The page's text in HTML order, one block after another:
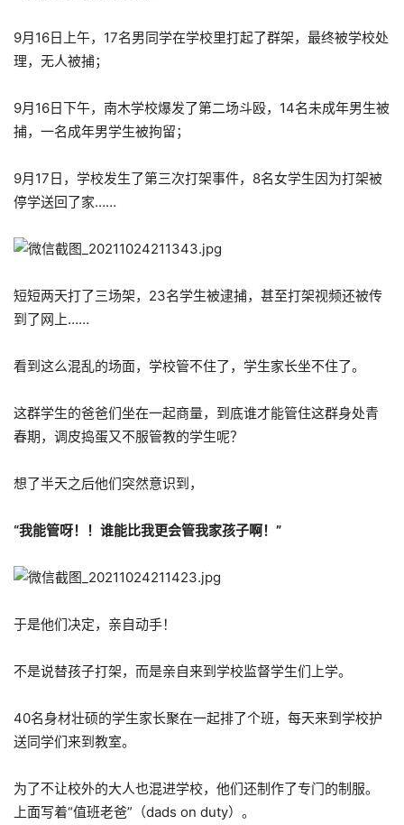
9月16日上午，17名男同学在学校里打起了群架，最终被学校处
理，无人被捕；
9月16日下午，南木学校爆发了第二场斗殴，14名未成年男生被
捕，一名成年男学生被拘留；
9月17日，学校发生了第三次打架事件，8名女学生因为打架被
停学送回了家……
短短两天打了三场架，23名学生被逮捕，甚至打架视频还被传
到了网上……
看到这么混乱的场面，学校管不住了，学生家长坐不住了。
这群学生的爸爸们坐在一起商量，到底谁才能管住这群身处青
春期，调皮捣蛋又不服管教的学生呢？
想了半天之后他们突然意识到，
“我能管呀！！谁能比我更会管我家孩子啊！”
于是他们决定，亲自动手！
不是说替孩子打架，而是亲自来到学校监督学生们上学。
40名身材壮硕的学生家长聚在一起排了个班，每天来到学校护
送同学们来到教室。
为了不让校外的大人也混进学校，他们还制作了专门的制服。
上面写着“值班老爸”（dads on duty）。